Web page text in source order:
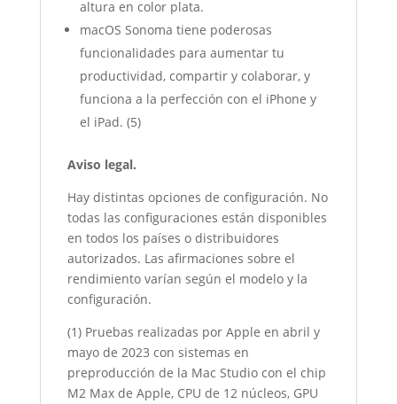
altura en color plata.
macOS Sonoma tiene poderosas
funcionalidades para aumentar tu
productividad, compartir y colaborar, y
funciona a la perfección con el iPhone y
el iPad. (5)
Aviso legal.
Hay distintas opciones de configuración. No
todas las configuraciones están disponibles
en todos los países o distribuidores
autorizados. Las afirmaciones sobre el
rendimiento varían según el modelo y la
configuración.
(1) Pruebas realizadas por Apple en abril y
mayo de 2023 con sistemas en
preproducción de la Mac Studio con el chip
M2 Max de Apple, CPU de 12 núcleos, GPU